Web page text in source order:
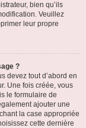
bien qu’ils
Veuillez
leur propre
?
devez tout d’abord en
Une fois créée, vous
le formulaire de
ajouter une
la case appropriée
cette dernière